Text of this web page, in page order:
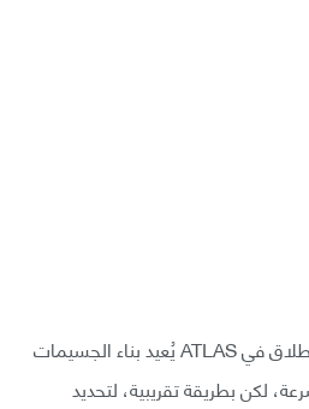
يُشير الباحثون إلى أن نظام الإطلاق في ATLAS يُعيد بناء الجسيمات
لكن بطريقة تقريبية، لتحديد